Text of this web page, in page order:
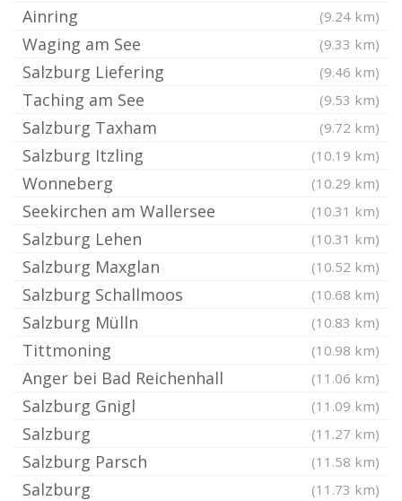
Ainring (9.24 km)
Waging am See (9.33 km)
Salzburg Liefering (9.46 km)
Taching am See (9.53 km)
Salzburg Taxham (9.72 km)
Salzburg Itzling (10.19 km)
Wonneberg (10.29 km)
Seekirchen am Wallersee (10.31 km)
Salzburg Lehen (10.31 km)
Salzburg Maxglan (10.52 km)
Salzburg Schallmoos (10.68 km)
Salzburg Mülln (10.83 km)
Tittmoning (10.98 km)
Anger bei Bad Reichenhall (11.06 km)
Salzburg Gnigl (11.09 km)
Salzburg (11.27 km)
Salzburg Parsch (11.58 km)
Salzburg (11.73 km)